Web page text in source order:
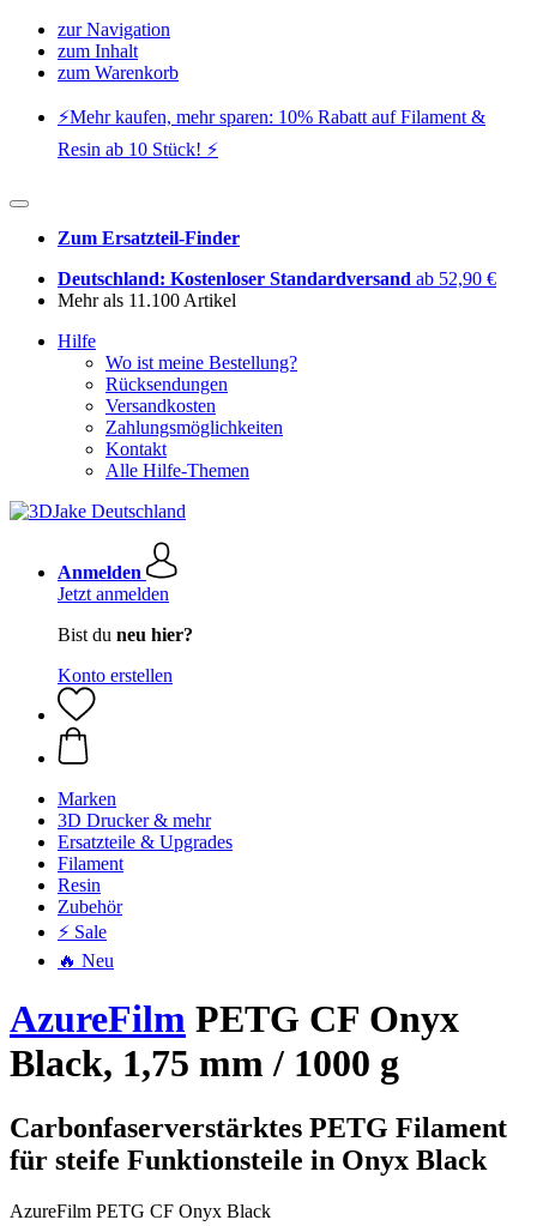
zur Navigation
zum Inhalt
zum Warenkorb
⚡️Mehr kaufen, mehr sparen: 10% Rabatt auf Filament &
Resin ab 10 Stück! ⚡️
Zum Ersatzteil-Finder
Deutschland: Kostenloser Standardversand ab 52,90 €
Mehr als 11.100 Artikel
Hilfe
Wo ist meine Bestellung?
Rücksendungen
Versandkosten
Zahlungsmöglichkeiten
Kontakt
Alle Hilfe-Themen
Anmelden
Jetzt anmelden
Bist du neu hier?
Konto erstellen
Marken
3D Drucker & mehr
Ersatzteile & Upgrades
Filament
Resin
Zubehör
⚡ Sale
🔥 Neu
AzureFilm PETG CF Onyx
Black, 1,75 mm / 1000 g
Carbonfaserverstärktes PETG Filament
für steife Funktionsteile in Onyx Black
AzureFilm PETG CF Onyx Black